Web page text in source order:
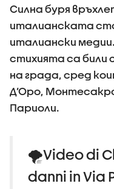
Силна буря
италианската
италиански
стихията са били
на града, сред
Д’Оро,
Париоли.
🌪️Video di
danni in Via